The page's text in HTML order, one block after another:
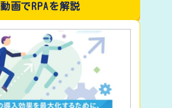
動画でRPAを解説